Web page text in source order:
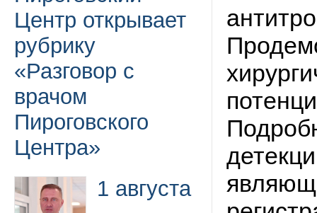
Центр открывает
рубрику
«Разговор с
врачом
Пироговского
Центра»
1 августа